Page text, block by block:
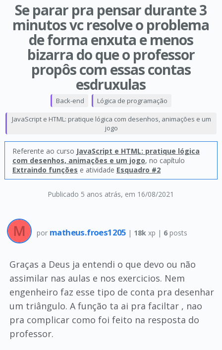
Se parar pra pensar durante 3
minutos vc resolve o problema
de forma enxuta e menos
bizarra do que o professor
propôs com essas contas
esdruxulas
Publicado 5 anos atrás, em 16/08/2021
Back-end Lógica de programação
JavaScript e HTML: pratique lógica com desenhos, animações e um
jogo
Referente ao curso JavaScript e HTML: pratique lógica
com desenhos, animações e um jogo, no capítulo
Extraindo funções e atividade Esquadro #2
por matheus.froes1205 | 18k xp | 6 posts
Graças a Deus ja entendi o que devo ou não
assimilar nas aulas e nos exercicios. Nem
engenheiro faz esse tipo de conta pra desenhar
um triângulo. A função ta ai pra faciltar , nao
pra complicar como foi feito na resposta do
professor.